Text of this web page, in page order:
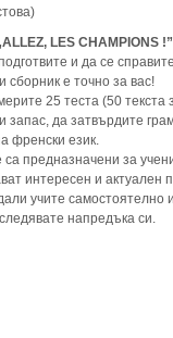
LES CHAMPIONS !”
и да се
сборник е точно за вас!
25 теста (50
запас, да затвърдите
френски език.
са предназначени за
интересен и актуален
учите самостоятелно
напредъка си.